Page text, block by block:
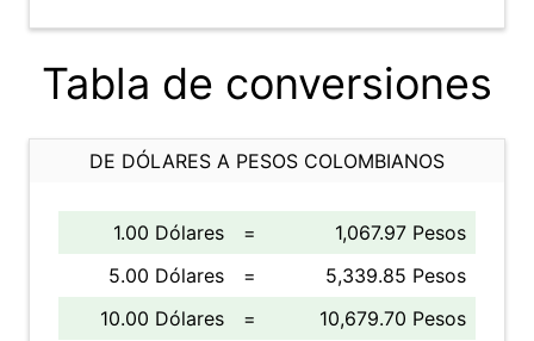
Tabla de conversiones
DE DÓLARES A PESOS COLOMBIANOS
1.00 Dólares =
1,067.97 Pesos
5.00 Dólares
=
5,339.85 Pesos
10.00 Dólares
=
10,679.70 Pesos